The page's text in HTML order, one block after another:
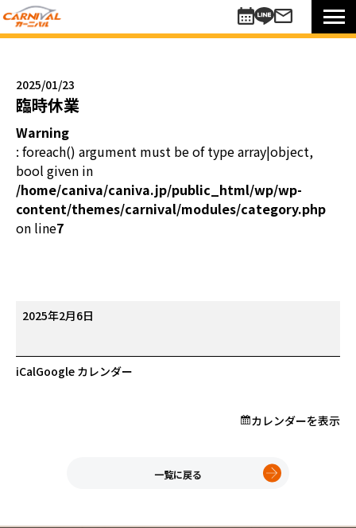
未使用車
中古車
買い方のご提案
コミットワンシステム
アレンジ7
未使用車
リターンカー
自動車保険
プロが教える「お役立ち情報」
2025/01/23
臨時休業
Warning
: foreach() argument must be of type array|object,
bool given in
/home/caniva/caniva.jp/public_html/wp/wp-
content/themes/carnival/modules/category.php
on line7
臨
業
2025年2月6日
iCalGoogle カレンダー
カレンダーを表示
一覧に戻る